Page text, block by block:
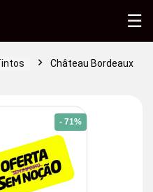
Château Bordeaux
- 71%
☰